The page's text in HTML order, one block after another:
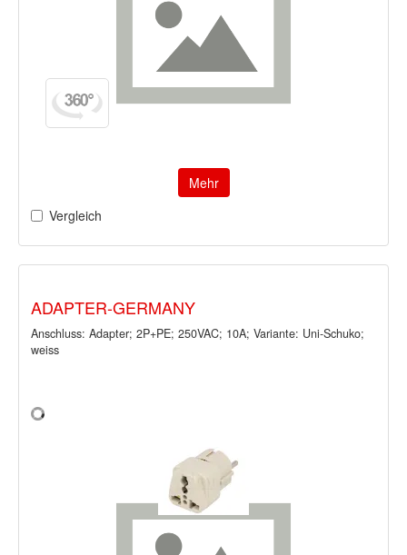
Mehr
Vergleich
ADAPTER-GERMANY
Anschluss: Adapter; 2P+PE; 250VAC; 10A; Variante: Uni-Schuko;
weiss